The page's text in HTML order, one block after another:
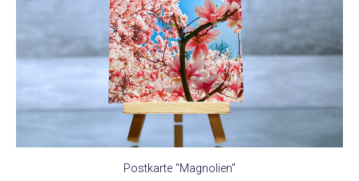
Postkarte "Magnolien"